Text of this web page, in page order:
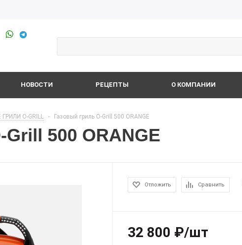
НОВОСТИ РЕЦЕПТЫ О КОМПАНИИ
O-GRILL - Газовый гриль O-Grill 500 ORANGE
500 ORANGE
Отложить Сравнить
32 800 ₽/шт